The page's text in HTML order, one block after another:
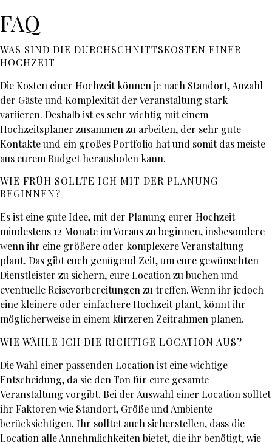
FAQ
WAS SIND DIE DURCHSCHNITTSKOSTEN EINER
HOCHZEIT
Die Kosten einer Hochzeit können je nach Standort, Anzahl
der Gäste und Komplexität der Veranstaltung stark
variieren. Deshalb ist es sehr wichtig mit einem
Hochzeitsplaner zusammen zu arbeiten, der sehr gute
Kontakte und ein großes Portfolio hat und somit das meiste
aus eurem Budget herausholen kann.
WIE FRÜH SOLLTE ICH MIT DER PLANUNG
BEGINNEN?
Es ist eine gute Idee, mit der Planung eurer Hochzeit
mindestens 12 Monate im Voraus zu beginnen, insbesondere
wenn ihr eine größere oder komplexere Veranstaltung
plant. Das gibt euch genügend Zeit, um eure gewünschten
Dienstleister zu sichern, eure Location zu buchen und
eventuelle Reisevorbereitungen zu treffen. Wenn ihr jedoch
eine kleinere oder einfachere Hochzeit plant, könnt ihr
möglicherweise in einem kürzeren Zeitrahmen planen.
WIE WÄHLE ICH DIE RICHTIGE LOCATION AUS?
Die Wahl einer passenden Location ist eine wichtige
Entscheidung, da sie den Ton für eure gesamte
Veranstaltung vorgibt. Bei der Auswahl einer Location solltet
ihr Faktoren wie Standort, Größe und Ambiente
berücksichtigen. Ihr solltet auch sicherstellen, dass die
Location alle Annehmlichkeiten bietet, die ihr benötigt, wie